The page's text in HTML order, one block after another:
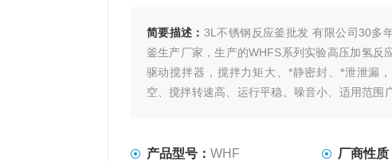
简要描述： 3L不锈钢反应釜批发 有限公司30多
釜生产厂家，生产的WHFS系列实验高压加氢反
驱动搅拌器，搅拌力矩大、*静密封、*泄泄漏
空、搅拌转速高、运行平稳、噪音小、适用范围
产品型号： WHF 厂商性质